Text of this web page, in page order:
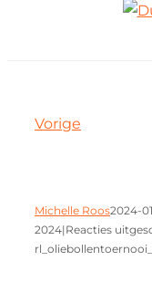
Vorige
Michelle Roos2024-
2024|Reacties